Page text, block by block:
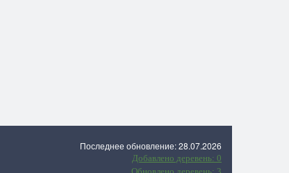
Последнее обновление: 28.07.2026
Добавлено деревень: 0